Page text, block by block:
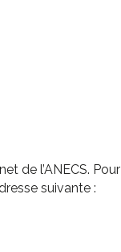
de l’ANECS. Pour
suivante :